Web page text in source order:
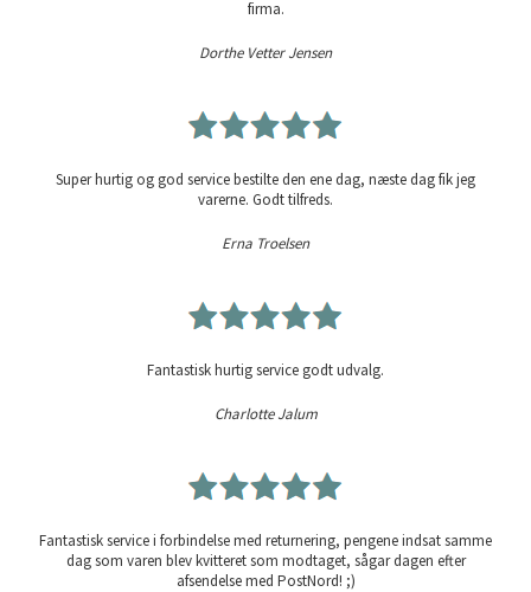
firma.
Dorthe Vetter Jensen
Super hurtig og god service bestilte den ene dag, næste dag fik jeg
varerne. Godt tilfreds.
Erna Troelsen
Fantastisk hurtig service godt udvalg.
Charlotte Jalum
Fantastisk service i forbindelse med returnering, pengene indsat samme
dag som varen blev kvitteret som modtaget, sågar dagen efter
afsendelse med PostNord! ;)